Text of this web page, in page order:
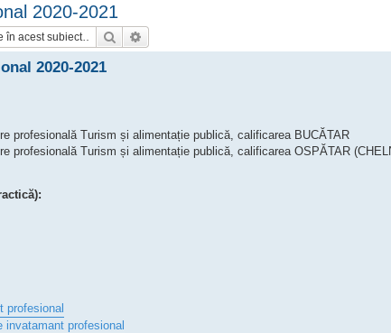
2020-2021
Căutare
2020-2021
profesională Turism și alimentație publică, calificarea BUCĂTAR
profesională Turism și alimentație publică, calificarea OSPĂTAR
profesional
invatamant profesional